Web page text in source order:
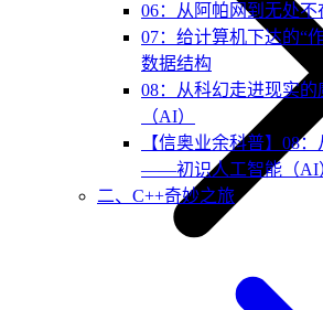
06：从阿帕网到无处不
07：给计算机下达的
数据结构
08：从科幻走进现实
（AI）
【信奥业余科普】08
——初识人工智能（AI
二、C++奇妙之旅